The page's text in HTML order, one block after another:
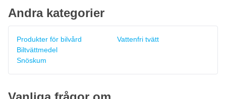
Andra kategorier
Produkter för bilvård
Biltvättmedel
Snöskum
Vattenfri tvätt